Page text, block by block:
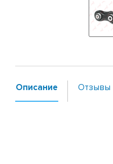
Описание Отзывы